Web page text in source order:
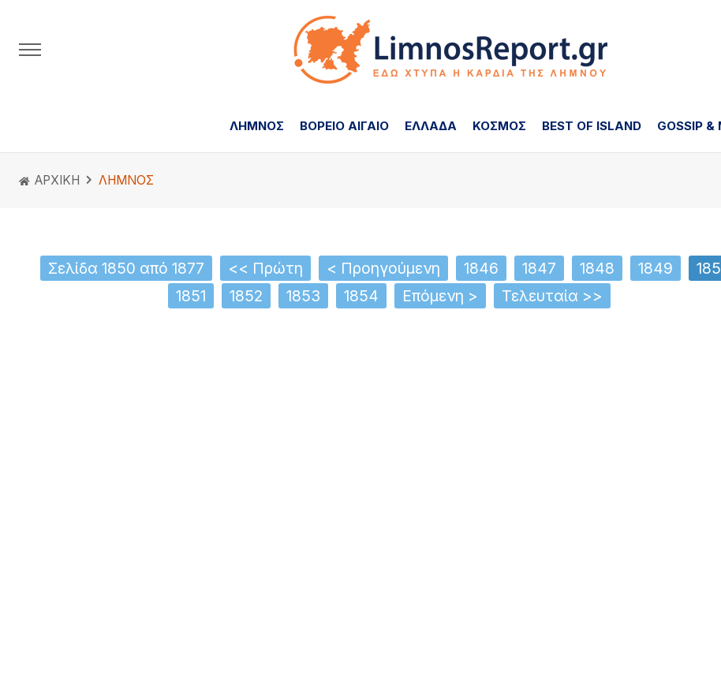
ΛΗΜΝΟΣ ΒΟΡΕΙΟ ΑΙΓΑΙΟ ΕΛΛΑΔΑ ΚΟΣΜΟΣ BEST OF ISLAND GOSSIP &
ΑΡΧΙΚΗ ΛΗΜΝΟΣ
Σελίδα 1850 από 1877 << Πρώτη < Προηγούμενη 1846 1847 1848 1849
1851
1852 1853 1854 Επόμενη > Τελευταία >>